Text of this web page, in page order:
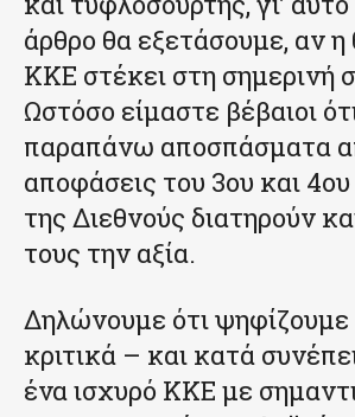
άρθρο θα εξετάσουμε, αν η
ΚΚΕ στέκει στη σημερινή
Ωστόσο είμαστε βέβαιοι
παραπάνω αποσπάσματα
αποφάσεις του 3ου και
της Διεθνούς διατηρούν
τους την αξία.
Δηλώνουμε ότι
κριτικά – και κατά
ένα ισχυρό ΚΚΕ με